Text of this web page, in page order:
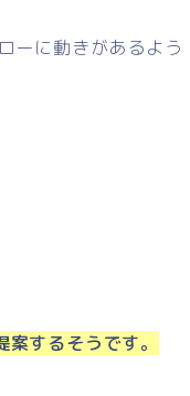
ーに動きがあるよう
するそうです。